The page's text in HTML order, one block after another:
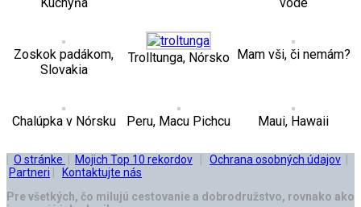
Zoskok padákom,
Slovakia
Trolltunga, Nórsko Mam vši, či nemám?
Chalúpka v Nórsku Peru, Macu Pichcu Maui, Hawaii
O stránke Mojich Top 10 rekordov Ochrana osobných údajov
Partneri
Kontaktujte nás
Pre všetkých, čo milujú cestovanie a dobrodružstvo, rovnako ako